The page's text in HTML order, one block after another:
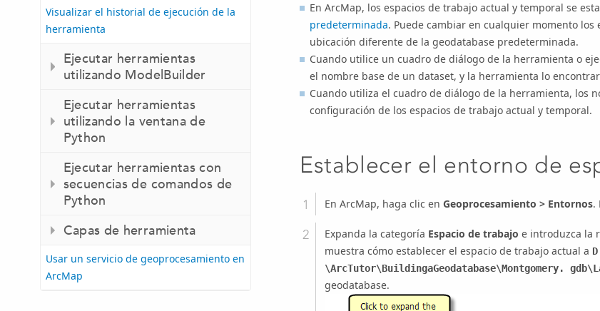
Visualizar el historial de ejecución de la
herramienta
Ejecutar herramientas
utilizando ModelBuilder
Ejecutar herramientas
utilizando la ventana de
Python
Ejecutar herramientas con
secuencias de comandos de
Python
Capas de herramienta
Usar un servicio de geoprocesamiento en
ArcMap
En ArcMap, los espacios de trabajo actual y temporal se
predeterminada. Puede cambiar en cualquier momento
ubicación diferente de la geodatabase predeterminada.
Cuando utilice un cuadro de diálogo de la herramienta o
el nombre base de un dataset, y la herramienta lo
Cuando utiliza el cuadro de diálogo de la herramienta, los
configuración de los espacios de trabajo actual y temporal.
Establecer el entorno de
En ArcMap, haga clic en Geoprocesamiento > Entornos.
Expanda la categoría Espacio de trabajo e introduzca la
muestra cómo establecer el espacio de trabajo actual a
\ArcTutor\BuildingaGeodatabase\Montgomery.
geodatabase.